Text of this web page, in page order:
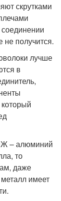
скрутками
не получится.
лучше
в
– алюминий
то
даже
имеет